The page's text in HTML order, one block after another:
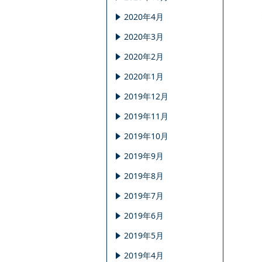
2020年4月
2020年3月
2020年2月
2020年1月
2019年12月
2019年11月
2019年10月
2019年9月
2019年8月
2019年7月
2019年6月
2019年5月
2019年4月